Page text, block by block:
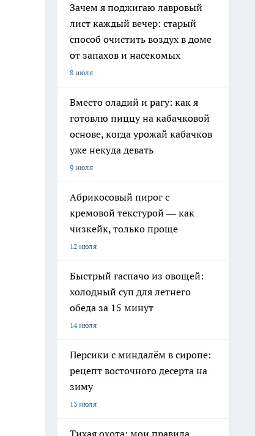
Зачем я поджигаю лавровый
лист каждый вечер: старый
способ очистить воздух в доме
от запахов и насекомых
8 июля
Вместо оладий и рагу: как я
готовлю пиццу на кабачковой
основе, когда урожай кабачков
уже некуда девать
9 июля
Абрикосовый пирог с
кремовой текстурой — как
чизкейк, только проще
12 июля
Быстрый гаспачо из овощей:
холодный суп для летнего
обеда за 15 минут
14 июля
Персики с миндалём в сиропе:
рецепт восточного десерта на
зиму
13 июля
Тихая охота: мои правила